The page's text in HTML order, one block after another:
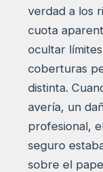
verdad a los
cuota
ocultar
coberturas
distinta.
avería, un
profesional,
seguro
sobre el